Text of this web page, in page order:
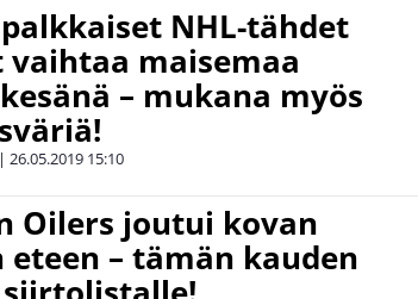
NHL-tähdet
maisemaa
– mukana myös
| 26.05.2019 15:10
Oilers joutui kovan
– tämän kauden